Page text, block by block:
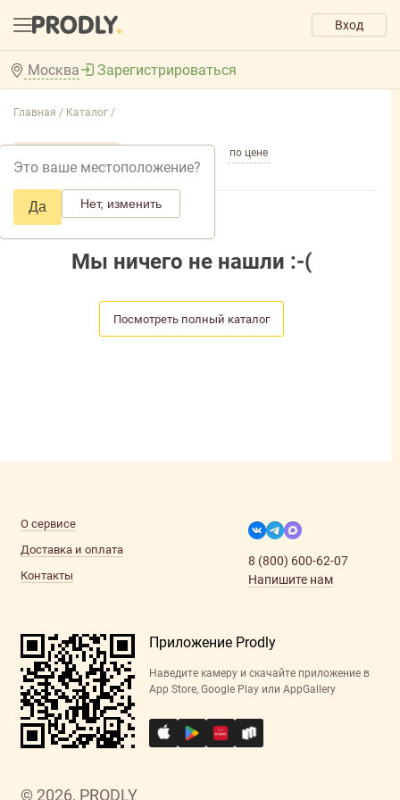
Вход
Москва
Это ваше местоположение?
Да Нет, изменить
Зарегистрироваться
Главная / Каталог /
по цене
Мы ничего не нашли :-(
Посмотреть полный каталог
© 2026, PRODLY
О сервисе
Доставка и оплата
Контакты
8 (800) 600-62-07
Напишите нам
Приложение Prodly
Наведите камеру и скачайте приложение в
App Store, Google Play или AppGallery